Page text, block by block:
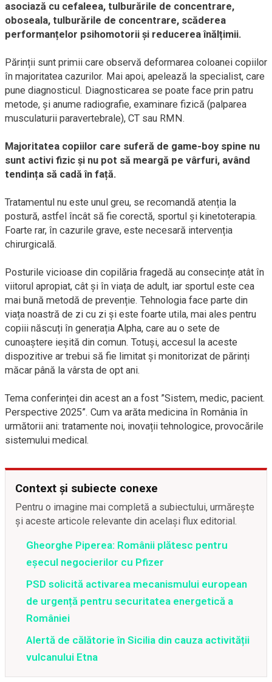
asociază cu cefaleea, tulburările de concentrare,
oboseala, tulburările de concentrare, scăderea
performanțelor psihomotorii și reducerea înălțimii.
Părinții sunt primii care observă deformarea coloanei copiilor
în majoritatea cazurilor. Mai apoi, apelează la specialist, care
pune diagnosticul. Diagnosticarea se poate face prin patru
metode, și anume radiografie, examinare fizică (palparea
musculaturii paravertebrale), CT sau RMN.
Majoritatea copiilor care suferă de game-boy spine nu
sunt activi fizic și nu pot să meargă pe vârfuri, având
tendința să cadă în față.
Tratamentul nu este unul greu, se recomandă atenția la
postură, astfel încât să fie corectă, sportul și kinetoterapia.
Foarte rar, în cazurile grave, este necesară intervenția
chirurgicală.
Posturile vicioase din copilăria fragedă au consecințe atât în
viitorul apropiat, cât și în viața de adult, iar sportul este cea
mai bună metodă de prevenție. Tehnologia face parte din
viața noastră de zi cu zi și este foarte utila, mai ales pentru
copiii născuți în generația Alpha, care au o sete de
cunoaștere ieșită din comun. Totuși, accesul la aceste
dispozitive ar trebui să fie limitat și monitorizat de părinți
măcar până la vârsta de opt ani.
Tema conferinței din acest an a fost ”Sistem, medic, pacient.
Perspective 2025”. Cum va arăta medicina în România în
următorii ani: tratamente noi, inovații tehnologice, provocările
sistemului medical.
Context și subiecte conexe
Pentru o imagine mai completă a subiectului, urmărește
și aceste articole relevante din același flux editorial.
Gheorghe Piperea: Românii plătesc pentru
eșecul negocierilor cu Pfizer
PSD solicită activarea mecanismului european
de urgență pentru securitatea energetică a
României
Alertă de călătorie în Sicilia din cauza activității
vulcanului Etna